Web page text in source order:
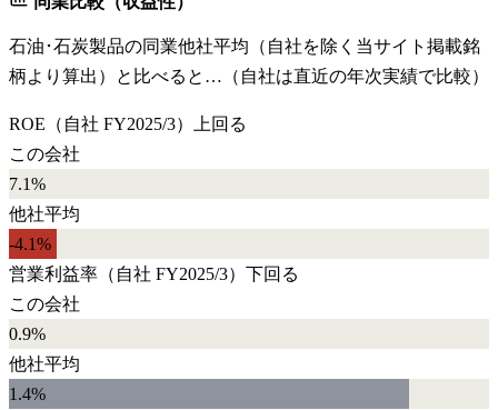
石油･石炭製品の同業他社平均（自社を除く当サイト掲載銘
柄より算出）と比べると…（自社は直近の年次実績で比較）
ROE （自社 FY2025/3）
上回る
この会社
7.1%
他社平均
-4.1%
営業利益率 （自社 FY2025/3） 下回る
この会社
0.9%
他社平均
1.4%